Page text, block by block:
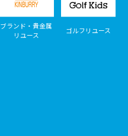
ブランド・貴金属
リユース
ゴルフリユース